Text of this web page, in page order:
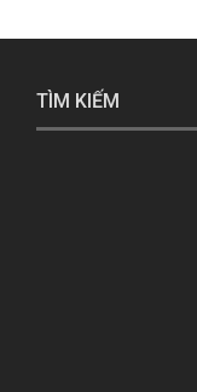
TÌM KIẾM